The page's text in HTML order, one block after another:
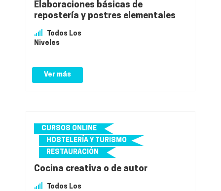
Elaboraciones básicas de
repostería y postres elementales
Todos Los
Niveles
Ver más
CURSOS ONLINE
HOSTELERÍA Y TURISMO
RESTAURACIÓN
Cocina creativa o de autor
Todos Los